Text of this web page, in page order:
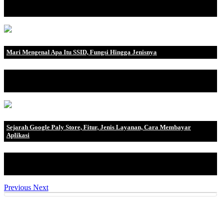
Mari Mengenal Apa Itu SSID, Fungsi Hingga Jenisnya
Sejarah Google Paly Store, Fitur, Jenis Layanan, Cara Membayar
Aplikasi
Previous Next